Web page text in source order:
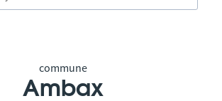
commune
Ambax